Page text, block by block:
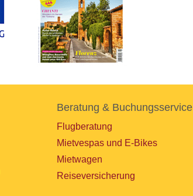
Beratung & Buchungsservice
Flugberatung
Mietvespas und E-Bikes
Mietwagen
Reiseversicherung